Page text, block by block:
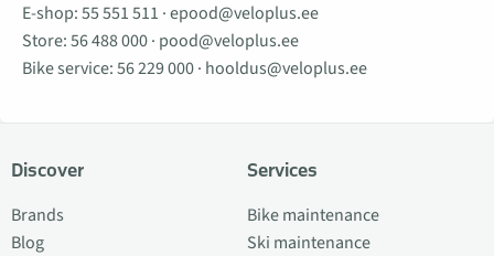
E-shop:55 551 511 ·epood@veloplus.ee
Store:56 488 000· pood@veloplus.ee
Bike service:56 229 000· hooldus@veloplus.ee
Discover
Brands
Blog
Services
Bike maintenance
Ski maintenance